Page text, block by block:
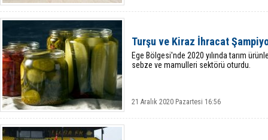
Turşu ve Kiraz İhracat
Ege Bölgesi'nde 2020 yılında tarım
sebze ve mamulleri sektörü oturdu.
21 Aralık 2020 Pazartesi 16:56